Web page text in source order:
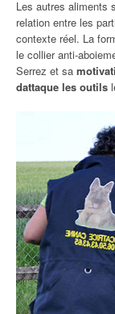
Les autres aliments
relation entre les
contexte réel. La
le collier anti-
Serrez et sa
dattaque les outils